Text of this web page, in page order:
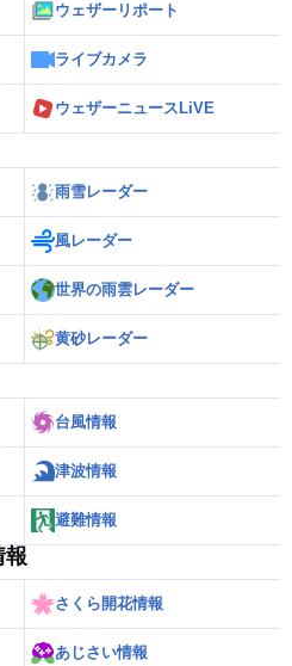
ウェザーリポート
ライブカメラ
ウェザーニュースLiVE
雨雪レーダー
風レーダー
世界の雨雲レーダー
黄砂レーダー
台風情報
津波情報
避難情報
報
さくら開花情報
あじさい情報